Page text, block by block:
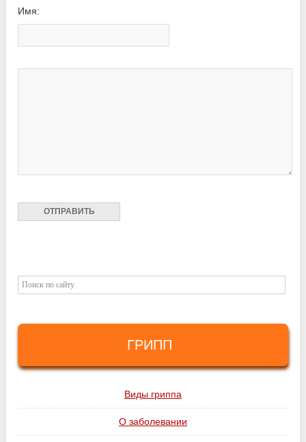
Имя:
ГРИПП
Виды гриппа
О заболевании